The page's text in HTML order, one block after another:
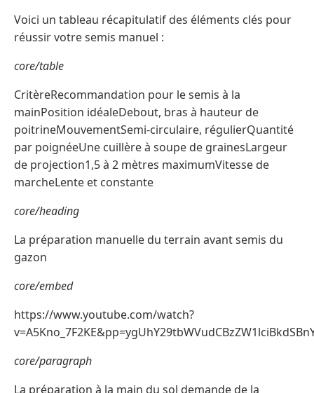
Voici un tableau récapitulatif des éléments clés pour
réussir votre semis manuel :
core/table
CritèreRecommandation pour le semis à la
mainPosition idéaleDebout, bras à hauteur de
poitrineMouvementSemi-circulaire, régulierQuantité
par poignéeUne cuillère à soupe de grainesLargeur
de projection1,5 à 2 mètres maximumVitesse de
marcheLente et constante
core/heading
La préparation manuelle du terrain avant semis du
gazon
core/embed
https://www.youtube.com/watch?
core/paragraph
La préparation à la main du sol demande de la